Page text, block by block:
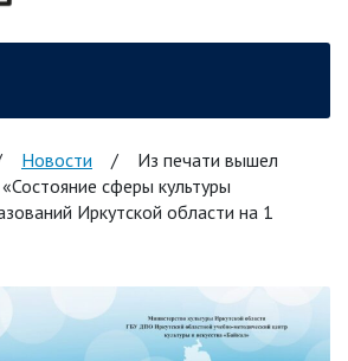
по сайту
Новости /
Из печати вышел
сферы культуры
Иркутской области на 1